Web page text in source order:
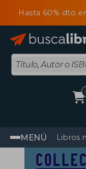
Hasta 60% dto
MENÚ Libros